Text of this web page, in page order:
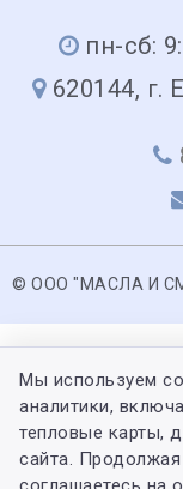
пн-сб:
620144, г.
© ООО "МАСЛА И
Мы используем
аналитики,
тепловые карты,
сайта.